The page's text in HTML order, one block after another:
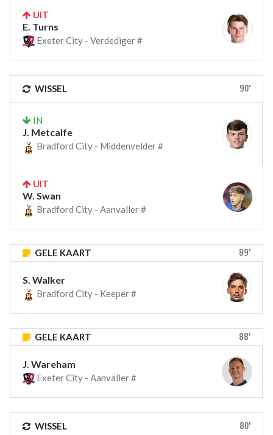
UIT
E. Turns
Exeter City - Verdediger #
WISSEL 90'
IN
J. Metcalfe
Bradford City - Middenvelder #
UIT
W. Swan
Bradford City - Aanvaller #
GELE KAART 89'
S. Walker
Bradford City - Keeper #
GELE KAART 88'
J. Wareham
Exeter City - Aanvaller #
WISSEL 80'